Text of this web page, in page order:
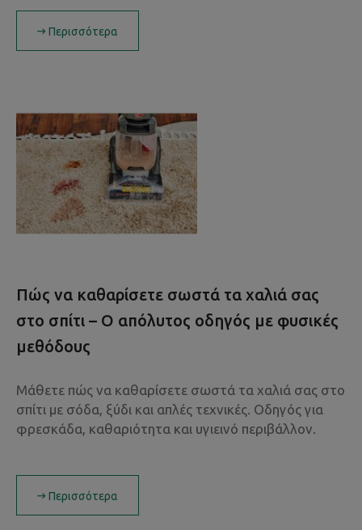
Περισσότερα
Πώς να καθαρίσετε σωστά τα χαλιά σας
στο σπίτι – Ο απόλυτος οδηγός με φυσικές
μεθόδους
Μάθετε πώς να καθαρίσετε σωστά τα χαλιά σας στο
σπίτι με σόδα, ξύδι και απλές τεχνικές. Οδηγός για
φρεσκάδα, καθαριότητα και υγιεινό περιβάλλον.
Περισσότερα